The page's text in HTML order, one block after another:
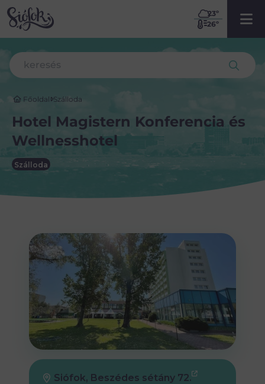
23º
26º
Főoldal Szálloda
Hotel Magistern Konferencia és
Wellnesshotel
Szálloda
Siófok, Beszédes sétány 72.